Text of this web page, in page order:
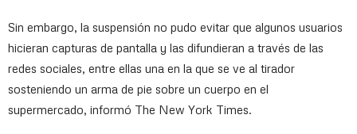
Sin embargo, la suspensión no pudo evitar que algunos usuarios
hicieran capturas de pantalla y las difundieran a través de las
redes sociales, entre ellas una en la que se ve al tirador
sosteniendo un arma de pie sobre un cuerpo en el
supermercado, informó The New York Times.